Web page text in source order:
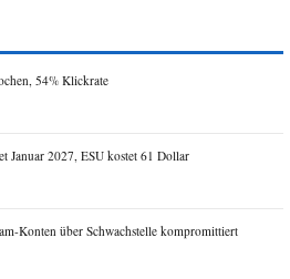
54% Klickrate
Januar 2027, ESU kostet 61 Dollar
Konten über Schwachstelle kompromittiert